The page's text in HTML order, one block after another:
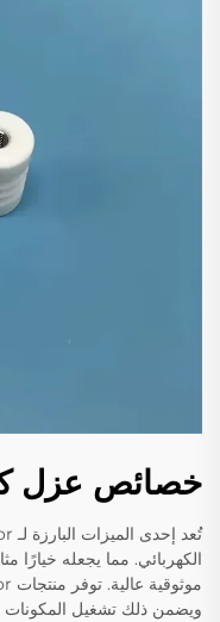
خصائص عزل
الكهربائي. مما يجعله خيارًا
ويضمن ذلك تشغيل المكونات